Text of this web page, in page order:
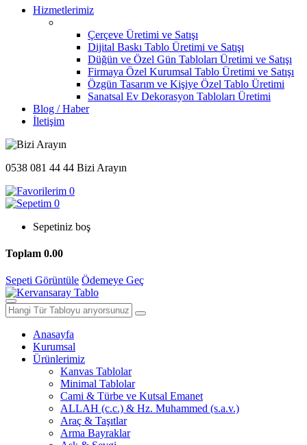
Hizmetlerimiz
Çerçeve Üretimi ve Satışı
Dijital Baskı Tablo Üretimi ve Satışı
Düğün ve Özel Gün Tabloları Üretimi ve Satışı
Firmaya Özel Kurumsal Tablo Üretimi ve Satışı
Özgün Tasarım ve Kişiye Özel Tablo Üretimi
Sanatsal Ev Dekorasyon Tabloları Üretimi
Blog / Haber
İletişim
0538 081 44 44 Bizi Arayın
0
0
Sepetiniz boş
Toplam 0.00
Sepeti Görüntüle Ödemeye Geç
Anasayfa
Kurumsal
Ürünlerimiz
Kanvas Tablolar
Minimal Tablolar
Cami & Türbe ve Kutsal Emanet
ALLAH (c.c.) & Hz. Muhammed (s.a.v.)
Araç & Taşıtlar
Arma Bayraklar